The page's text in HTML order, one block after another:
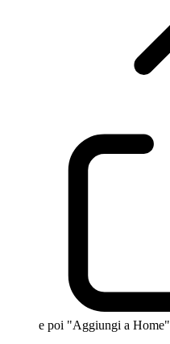
e poi "Aggiungi a Home"